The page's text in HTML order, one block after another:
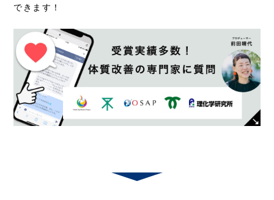
できます！